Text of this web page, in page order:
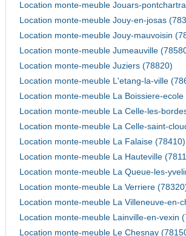
Location monte-meuble Jouars-
Location monte-meuble Jouy-en-josas
Location monte-meuble Jouy-mauvoisin
Location monte-meuble Jumeauville
Location monte-meuble Juziers (78820)
Location monte-meuble L'etang-la-ville
Location monte-meuble La Boissiere-ecole
Location monte-meuble La Celle-les-
Location monte-meuble La Celle-saint-
Location monte-meuble La Falaise (78410)
Location monte-meuble La Hauteville
Location monte-meuble La Queue-les-
Location monte-meuble La Verriere
Location monte-meuble La Villeneuve-en-
Location monte-meuble Lainville-en-vexin
Location monte-meuble Le Chesnay